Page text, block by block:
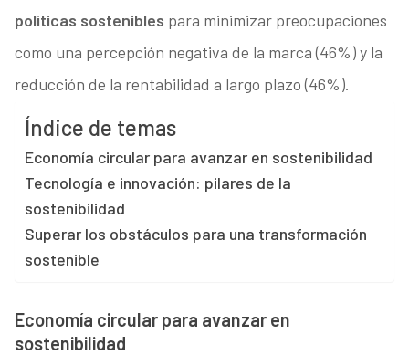
políticas sostenibles para minimizar preocupaciones
como una percepción negativa de la marca (46%) y la
reducción de la rentabilidad a largo plazo (46%).
Índice de temas
Economía circular para avanzar en sostenibilidad
Tecnología e innovación: pilares de la
sostenibilidad
Superar los obstáculos para una transformación
sostenible
Economía circular para avanzar en
sostenibilidad